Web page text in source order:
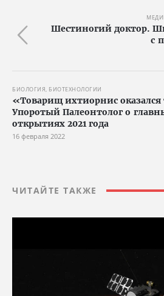
Шестиногий доктор.
с
БИОЛОГИЯ, БИОТЕХНОЛОГИИ
«Товарищ ихтиорнис
Упоротый Палеонтолог о
открытиях 2021 года
16 февраля 2022
ЧИТАЙТЕ ТАКЖЕ